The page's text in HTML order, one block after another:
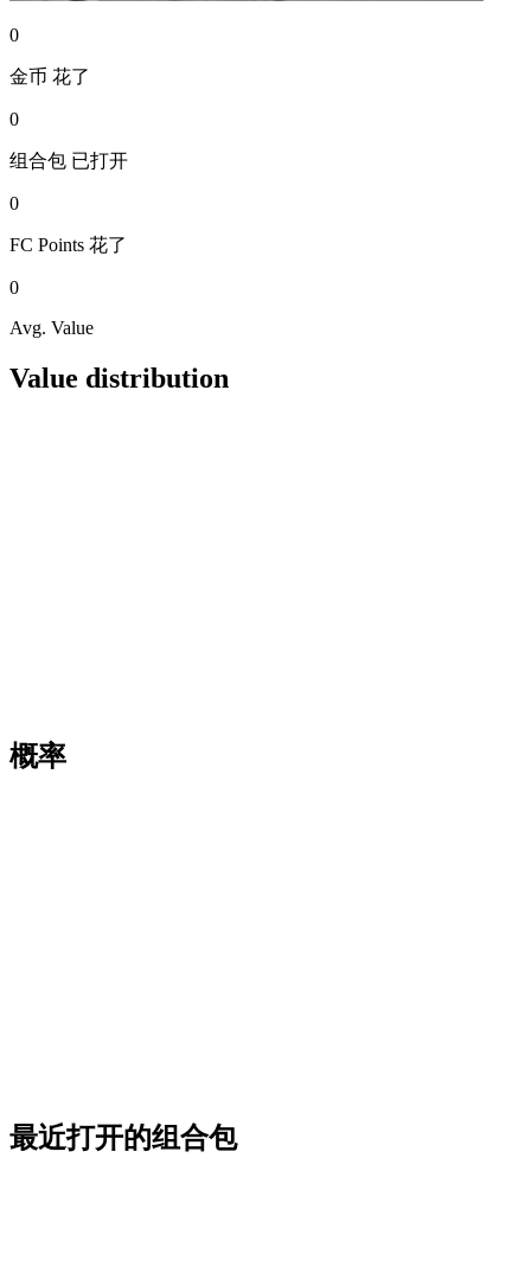
0
金币 花了
0
组合包 已打开
0
FC Points 花了
0
Avg. Value
Value distribution
概率
最近打开的组合包